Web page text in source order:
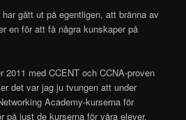
gått ut på egentligen, att bränna av
en för att få några kunskaper på
2011 med CCENT och CCNA-proven
det var jag ju tvungen att under
Academy-kurserna för
på just de kurserna för våra elever.